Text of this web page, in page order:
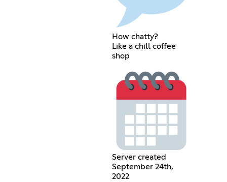
How chatty?
Like a chill coffee
shop
Server created
September 24th,
2022